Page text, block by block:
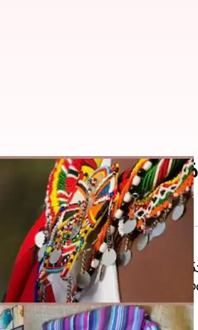
తీసుకురావాల్సిన
ఉంటుంది. అడవి
ప్రదేశాలు చాలానే ఉన్నాయి.